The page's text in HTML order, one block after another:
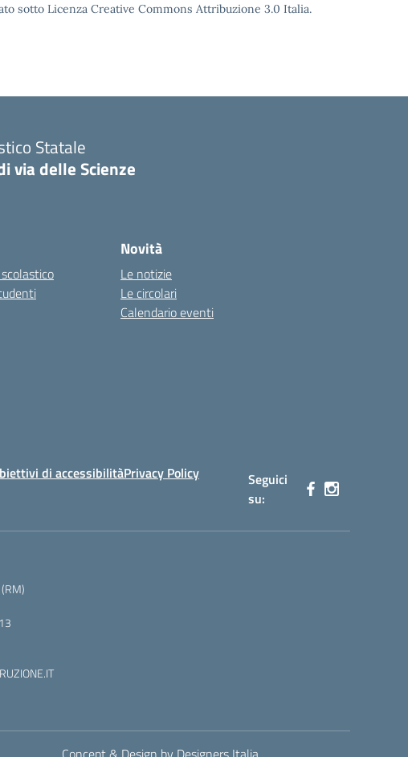
sotto Licenza Creative Commons Attribuzione 3.0 Italia.
Statale
via delle Scienze
Novità
Le notizie
Le circolari
Calendario eventi
di accessibilitàPrivacy Policy
Seguici
su: